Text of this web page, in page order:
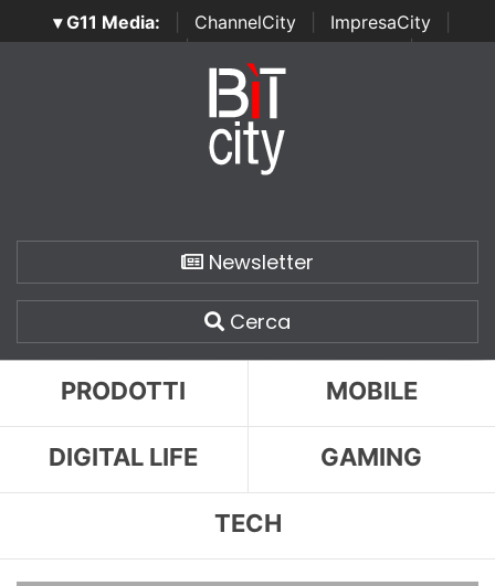
▾ G11 Media: ChannelCity ImpresaCity
SecurityOpenLab | Italian Channel Awards | Italian
Italian Security Awards
Newsletter
Cerca
PRODOTTI MOBILE
DIGITAL LIFE GAMING
TECH